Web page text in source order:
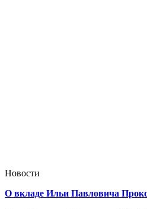
Новости
О вкладе Ильи Павловича